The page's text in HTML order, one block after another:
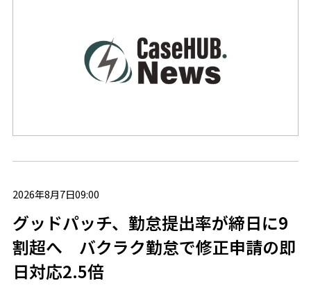
2026年8月7日09:00
グッドパッチ、勤怠提出率が締日に9
割超へ バクラク勤怠で修正申請の即
日対応2.5倍